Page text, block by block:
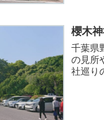
櫻木
千葉県
の見所
社巡り